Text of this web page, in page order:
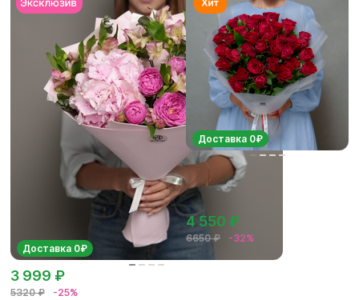
Доставка 0₽
5320 ₽ -25%
3 999 ₽
Доставка 0₽
6650 ₽ -32%
4 550 ₽